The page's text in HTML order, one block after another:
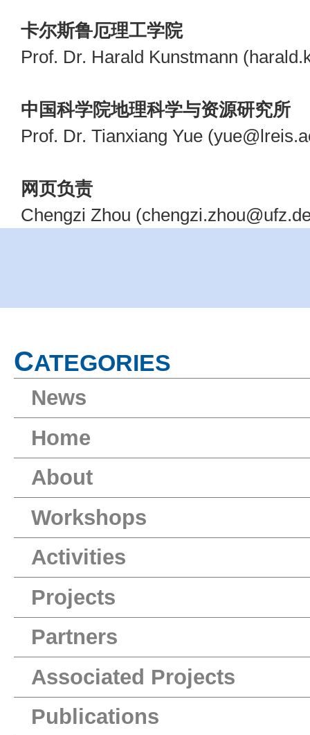
卡尔斯鲁厄理工学院
Prof. Dr. Harald Kunstmann
中国科学院地理科学与资源研究所
Prof. Dr. Tianxiang Yue
网页负责
Chengzi Zhou
CATEGORIES
News
Home
About
Workshops
Activities
Projects
Partners
Associated Projects
Publications